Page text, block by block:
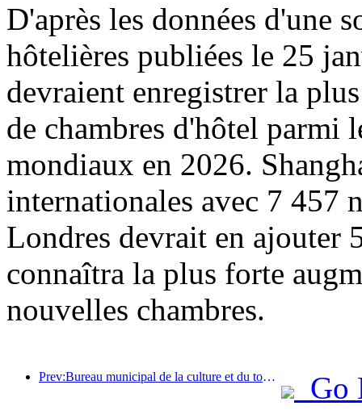
D'après les données d'une
hôtelières publiées le 25
devraient enregistrer la
de chambres d'hôtel parmi
mondiaux en 2026.
internationales avec 7 457
Londres devrait en ajouter
connaîtra la plus forte
nouvelles chambres.
Prev:Bureau municipal de la culture et du tourisme de Pékin : En 2025, Pékin a accueilli 5,48 millions de touristes étrangers, soit une augmentation de 39 % par rapport à l’année précédente.
Go